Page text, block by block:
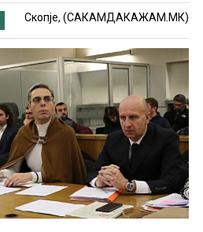
Скопје, (САКАМДАКАЖАМ.МК)